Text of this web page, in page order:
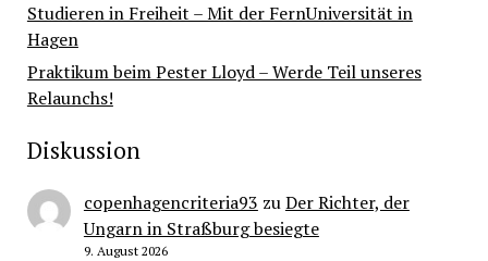
Studieren in Freiheit – Mit der FernUniversität in
Hagen
Praktikum beim Pester Lloyd – Werde Teil unseres
Relaunchs!
Diskussion
copenhagencriteria93 zuDer Richter, der
Ungarn in Straßburg besiegte
9. August 2026